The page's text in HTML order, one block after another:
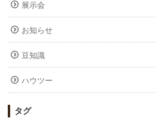
展示会
お知らせ
豆知識
ハウツー
タグ